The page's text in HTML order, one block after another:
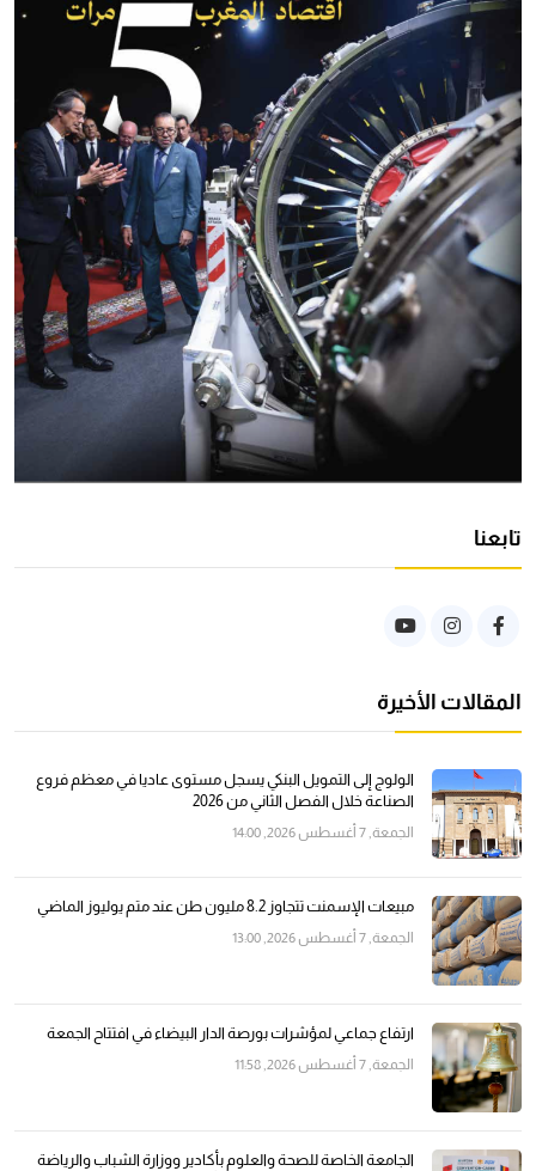
تابعنا
المقالات الأخيرة
الولوج إلى التمويل البنكي يسجل مستوى عاديا في معظم فروع
الصناعة خلال الفصل الثاني من 2026
الجمعة, 7 أغسطس 2026, 14:00
مبيعات الإسمنت تتجاوز 8.2 مليون طن عند متم يوليوز الماضي
الجمعة, 7 أغسطس 2026, 13:00
ارتفاع جماعي لمؤشرات بورصة الدار البيضاء في افتتاح الجمعة
الجمعة, 7 أغسطس 2026, 11:58
الجامعة الخاصة للصحة والعلوم بأكادير ووزارة الشباب والرياضة